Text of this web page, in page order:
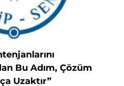
Bu Adım, Çözüm
Uzaktır”